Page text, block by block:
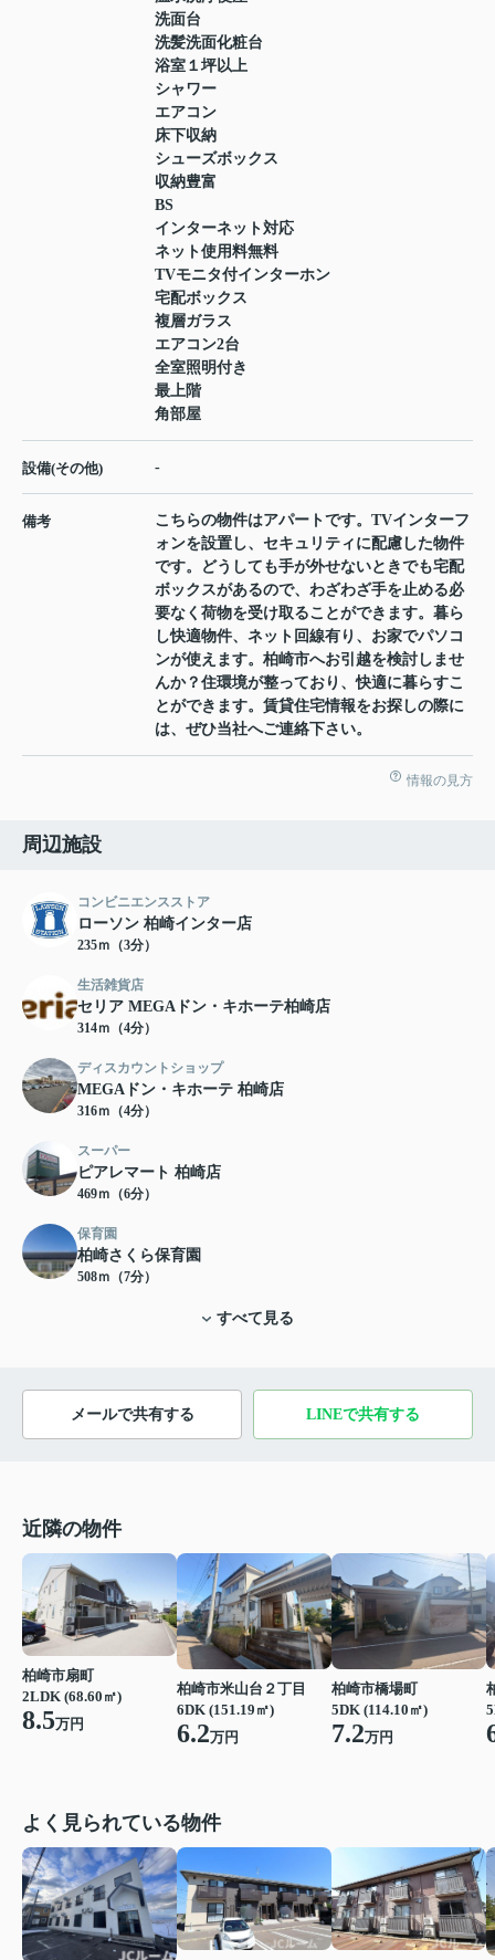
洗面台
洗髪洗面化粧台
浴室１坪以上
シャワー
エアコン
床下収納
シューズボックス
収納豊富
BS
インターネット対応
ネット使用料無料
TVモニタ付インターホン
宅配ボックス
複層ガラス
エアコン2台
全室照明付き
最上階
角部屋
設備(その他) -
備考
こちらの物件はアパートです。TVインターフ
ォンを設置し、セキュリティに配慮した物件
です。どうしても手が外せないときでも宅配
ボックスがあるので、わざわざ手を止める必
要なく荷物を受け取ることができます。暮ら
し快適物件、ネット回線有り、お家でパソコ
ンが使えます。柏崎市へお引越を検討しませ
んか？住環境が整っており、快適に暮らすこ
とができます。賃貸住宅情報をお探しの際に
は、ぜひ当社へご連絡下さい。
情報の見方
周辺施設
コンビニエンスストア
ローソン 柏崎インター店
235ｍ（3分）
生活雑貨店
セリア MEGAドン・キホーテ柏崎店
314ｍ（4分）
ディスカウントショップ
MEGAドン・キホーテ 柏崎店
316ｍ（4分）
スーパー
ピアレマート 柏崎店
469ｍ（6分）
保育園
柏崎さくら保育園
508ｍ（7分）
すべて見る
メールで共有する LINEで共有する
近隣の物件
柏崎市扇町
2LDK (68.60㎡)
8.5万円
柏崎市米山台２丁目
6DK (151.19㎡)
6.2万円
柏崎市橋場町
5DK (114.10㎡)
7.2万円
よく見られている物件